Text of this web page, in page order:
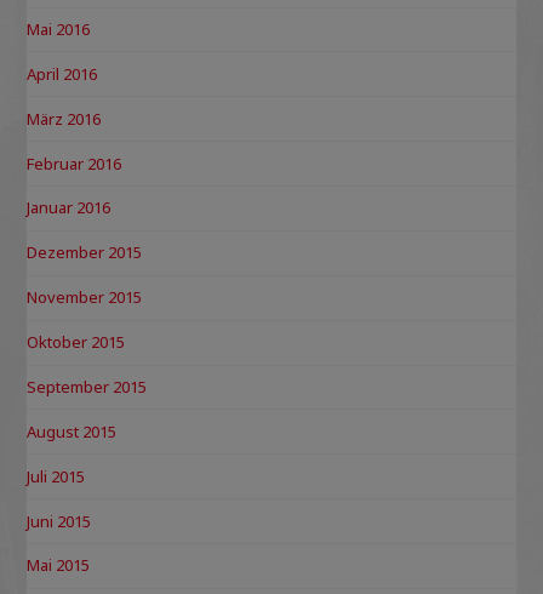
Mai 2016
April 2016
März 2016
Februar 2016
Januar 2016
Dezember 2015
November 2015
Oktober 2015
September 2015
August 2015
Juli 2015
Juni 2015
Mai 2015